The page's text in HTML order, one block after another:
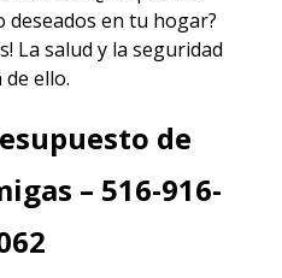
en tu hogar?
La salud y la seguridad
ello.
de
– 516-916-